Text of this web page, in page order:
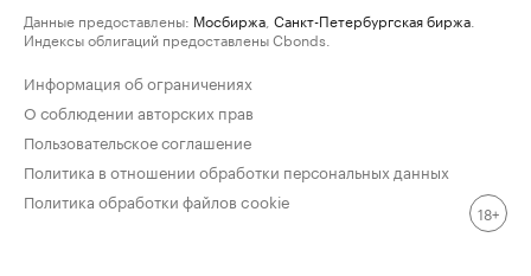
Данные предоставлены: Мосбиржа Санкт-Петербургская биржа
Индексы облигаций предоставлены Cbonds.
Информация об ограничениях
О соблюдении авторских прав
Пользовательское соглашение
Политика в отношении обработки персональных данных
Политика обработки файлов cookie
18+